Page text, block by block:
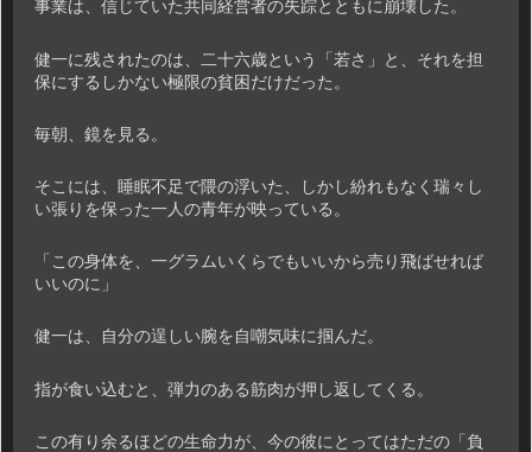
事業は、信じていた共同経営者の失踪とともに崩壊した。
健一に残されたのは、二十六歳という「若さ」と、それを担
保にするしかない極限の貧困だけだった。
毎朝、鏡を見る。
そこには、睡眠不足で隈の浮いた、しかし紛れもなく瑞々し
い張りを保った一人の青年が映っている。
「この身体を、一グラムいくらでもいいから売り飛ばせれば
いいのに」
健一は、自分の逞しい腕を自嘲気味に掴んだ。
指が食い込むと、弾力のある筋肉が押し返してくる。
この有り余るほどの生命力が、今の彼にとってはただの「負